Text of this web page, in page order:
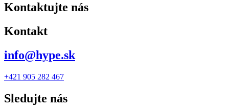
Kontaktujte nás
Kontakt
info@hype.sk
+421 905 282 467
Sledujte nás